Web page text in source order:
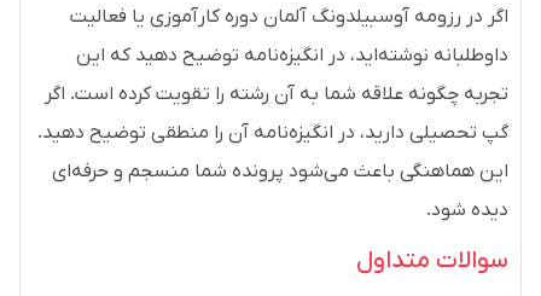
اگر در رزومه آوسبیلدونگ آلمان دوره کارآموزی یا فعالیت
داوطلبانه نوشته‌اید، در انگیزه‌نامه توضیح دهید که این
تجربه چگونه علاقه شما به آن رشته را تقویت کرده است. اگر
گپ تحصیلی دارید، در انگیزه‌نامه آن را منطقی توضیح دهید.
این هماهنگی باعث می‌شود پرونده شما منسجم و حرفه‌ای
دیده شود.
سوالات متداول